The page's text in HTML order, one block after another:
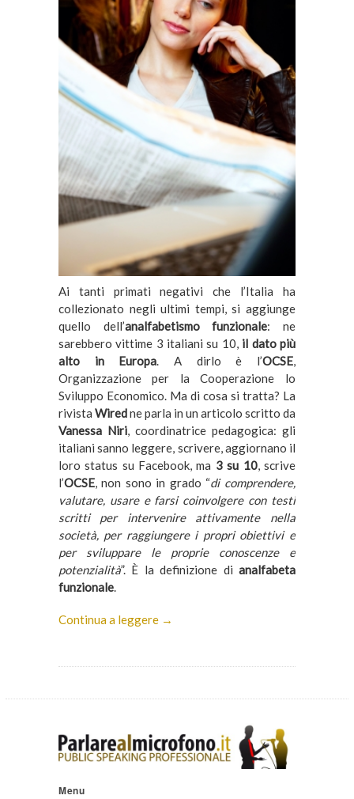
Ai tanti primati negativi che l’Italia ha
collezionato negli ultimi tempi, si aggiunge
quello dell’analfabetismo funzionale: ne
sarebbero vittime 3 italiani su 10, il dato più
alto in Europa. A dirlo è l’OCSE,
Organizzazione per la Cooperazione lo
Sviluppo Economico. Ma di cosa si tratta? La
rivista Wiredne parla in un articolo scritto da
Vanessa Niri, coordinatrice pedagogica: gli
italiani sanno leggere, scrivere, aggiornano il
loro status su Facebook, ma 3 su 10, scrive
l’OCSE, non sono in grado “di comprendere,
valutare, usare e farsi coinvolgere con testi
scritti per intervenire attivamente nella
società, per raggiungere i propri obiettivi e
per sviluppare le proprie conoscenze e
potenzialità”. È la definizione di analfabeta
funzionale.
Continua a leggere →
Menu